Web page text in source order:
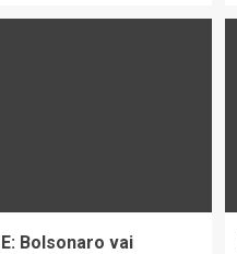
Bolsonaro vai